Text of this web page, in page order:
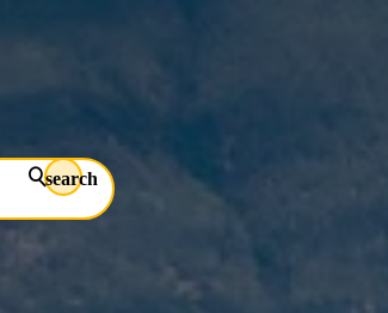
search